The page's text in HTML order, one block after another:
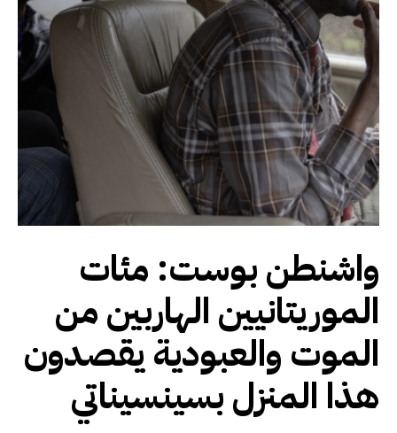
واشنطن بوست: مئات
الموريتانيين الهاربين من
الموت والعبودية يقصدون
هذا المنزل بسينسيناتي